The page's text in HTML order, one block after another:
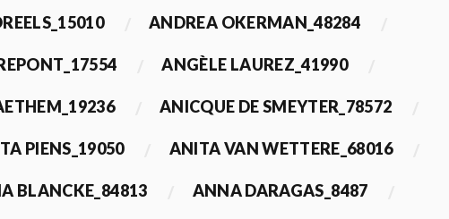
ANDREA OKERMAN_48284
ANGÈLE LAUREZ_41990
ANICQUE DE SMEYTER_78572
PIENS_19050 ANITA VAN WETTERE_68016
BLANCKE_84813 ANNA DARAGAS_8487